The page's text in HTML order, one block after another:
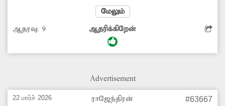
மின்கம்பங்கள் சிதலமடைந்து சிமெண்டு
பூச்சுகள் பெயர்ந்து எலும்புக்கூடு போன்று
காட்சியளிக்கிறது. அந்த மின்கம்பங்கள் கீழே
விழுவதற்கு முன்பு மின்வாரிய அதிகாரிகள்
கோரிக்கை வைக்கின்றனர்.
மேலும்
ஆதரவு: 9 ஆதரிக்கிறேன்
Advertisement
22 மார்ச் 2026
ராஜேந்திரன்
#63667